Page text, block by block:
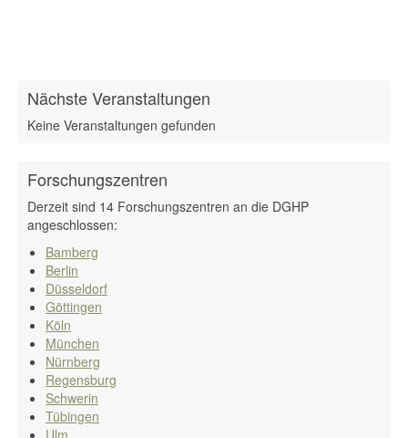
Nächste Veranstaltungen
Keine Veranstaltungen gefunden
Forschungszentren
Derzeit sind 14 Forschungszentren an die DGHP
angeschlossen:
Bamberg
Berlin
Düsseldorf
Göttingen
Köln
München
Nürnberg
Regensburg
Schwerin
Tübingen